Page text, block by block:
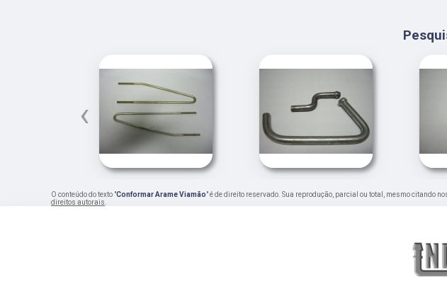
‹
O conteúdo do texto "Conformar Arame Viamão" é de direito reservado. Sua reprodução, parcial ou total, mesmo citando
direitos autorais